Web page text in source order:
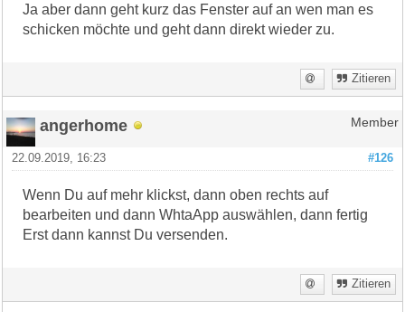
Ja aber dann geht kurz das Fenster auf an wen man es
schicken möchte und geht dann direkt wieder zu.
Zitieren
angerhome Member
#126
22.09.2019, 16:23
Wenn Du auf mehr klickst, dann oben rechts auf
bearbeiten und dann WhtaApp auswählen, dann fertig
Erst dann kannst Du versenden.
Zitieren